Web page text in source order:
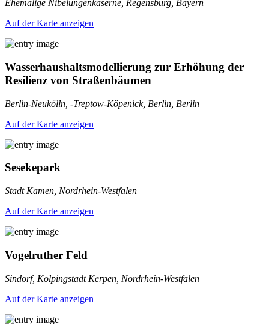
Ehemalige Nibelungenkaserne, Regensburg, Bayern
Auf der Karte anzeigen
Wasserhaushaltsmodellierung zur Erhöhung der
Resilienz von Straßenbäumen
Berlin-Neukölln, -Treptow-Köpenick, Berlin, Berlin
Auf der Karte anzeigen
Sesekepark
Stadt Kamen, Nordrhein-Westfalen
Auf der Karte anzeigen
Vogelruther Feld
Sindorf, Kolpingstadt Kerpen, Nordrhein-Westfalen
Auf der Karte anzeigen